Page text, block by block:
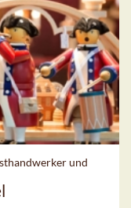
und